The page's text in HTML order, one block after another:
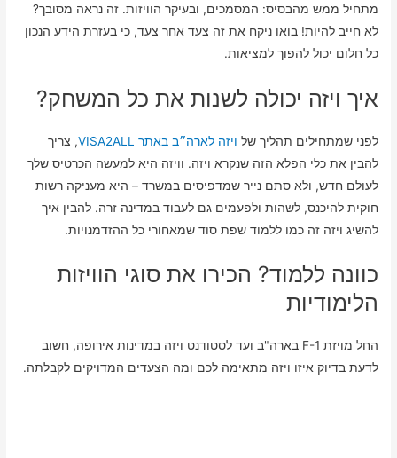
מתחיל ממש מהבסיס: המסמכים, ובעיקר הוויזות. זה נראה מסובך?
לא חייב להיות! בואו ניקח את זה צעד אחר צעד, כי בעזרת הידע הנכון
כל חלום יכול להפוך למציאות.
איך ויזה יכולה לשנות את כל המשחק?
לפני שמתחילים תהליך של ויזה לארה״ב באתר VISA2ALL
, צריך
להבין את כלי הפלא הזה שנקרא ויזה. וויזה היא למעשה הכרטיס שלך
לעולם חדש, ולא סתם נייר שמדפיסים במשרד – היא מעניקה רשות
חוקית להיכנס, לשהות ולפעמים גם לעבוד במדינה זרה. להבין איך
להשיג ויזה זה כמו ללמוד שפת סוד שמאחורי כל ההזדמנויות.
כוונה ללמוד? הכירו את סוגי הוויזות
הלימודיות
החל מויזת F-1 בארה"ב ועד לסטודנט ויזה במדינות אירופה, חשוב
לדעת בדיוק איזו ויזה מתאימה לכם ומה הצעדים המדויקים לקבלתה.